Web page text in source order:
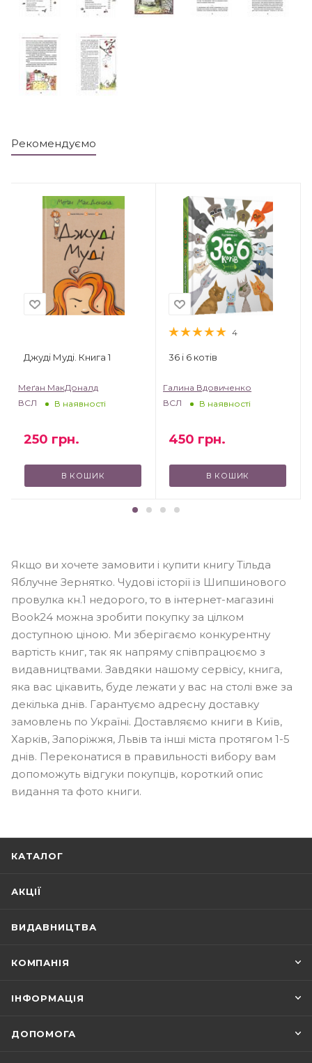
Рекомендуємо
Джуді Муді. Книга 1
Меґан МакДоналд
ВСЛ
В наявності
250 грн.
В КОШИК
4
36 і 6 котів
Галина Вдовиченко
ВСЛ
В наявності
450 грн.
В КОШИК
Якщо ви хочете замовити і купити книгу Тільда
Яблучне Зернятко. Чудові історії із Шипшинового
провулка кн.1 недорого, то в інтернет-магазині
Book24 можна зробити покупку за цілком
доступною ціною. Ми зберігаємо конкурентну
вартість книг, так як напряму співпрацюємо з
видавництвами. Завдяки нашому сервісу, книга,
яка вас цікавить, буде лежати у вас на столі вже за
декілька днів. Гарантуємо адресну доставку
замовлень по Україні. Доставляємо книги в Київ,
Харків, Запоріжжя, Львів та інші міста протягом 1-5
днів. Переконатися в правильності вибору вам
допоможуть відгуки покупців, короткий опис
видання та фото книги.
КАТАЛОГ
АКЦІЇ
ВИДАВНИЦТВА
КОМПАНІЯ
ІНФОРМАЦІЯ
ДОПОМОГА